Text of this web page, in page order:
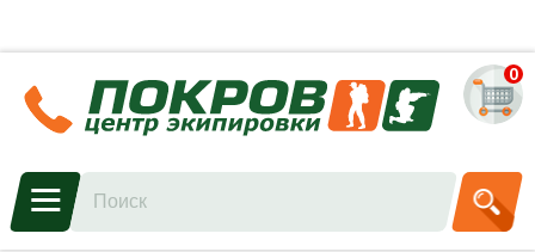
0